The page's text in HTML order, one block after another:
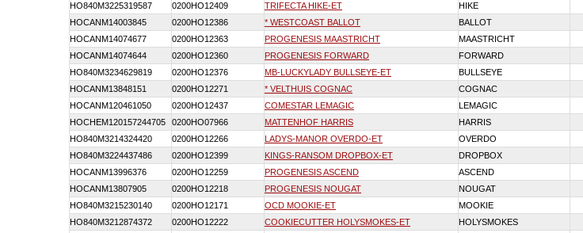
HO840M3225319587
0200HO12409 TRIFECTA HIKE-ET HIKE
HOCANM14003845
0200HO12386 * WESTCOAST BALLOT BALLOT
HOCANM14074677
0200HO12363 PROGENESIS MAASTRICHT MAASTRICHT
HOCANM14074644
0200HO12360 PROGENESIS FORWARD FORWARD
HO840M3234629819
0200HO12376 MB-LUCKYLADY BULLSEYE-ET BULLSEYE
HOCANM13848151
0200HO12271 * VELTHUIS COGNAC COGNAC
HOCANM120461050
0200HO12437 COMESTAR LEMAGIC LEMAGIC
HOCHEM120157244705
0200HO07966 MATTENHOF HARRIS HARRIS
HO840M3214324420
0200HO12266 LADYS-MANOR OVERDO-ET OVERDO
HO840M3224437486
0200HO12399 KINGS-RANSOM DROPBOX-ET DROPBOX
HOCANM13996376
0200HO12259 PROGENESIS ASCEND ASCEND
HOCANM13807905
0200HO12218 PROGENESIS NOUGAT NOUGAT
HO840M3215230140
0200HO12171 OCD MOOKIE-ET MOOKIE
HO840M3212874372
0200HO12222 COOKIECUTTER HOLYSMOKES-ET HOLYSMOKES